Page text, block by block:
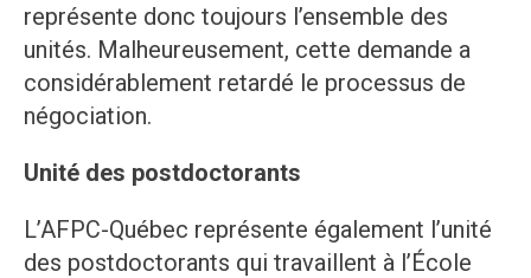
représente donc toujours l’ensemble des
unités. Malheureusement, cette demande a
considérablement retardé le processus de
négociation.
Unité des postdoctorants
L’AFPC-Québec représente également l’unité
des postdoctorants qui travaillent à l’École